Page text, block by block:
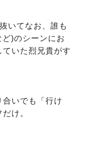
いてなお、誰も
)のシーンにお
いた烈兄貴がす
合いでも「行け
け。